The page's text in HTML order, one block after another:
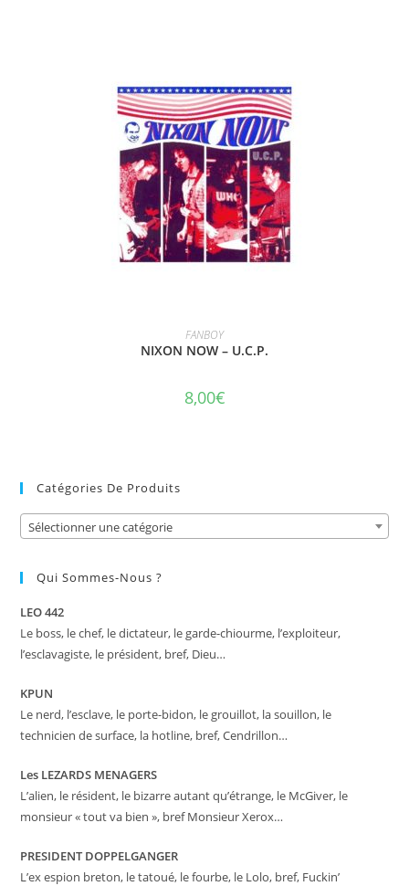
AJOUTER AU PANIER
FANBOY
NIXON NOW – U.C.P.
8,00€
Catégories De Produits
Sélectionner une catégorie
Qui Sommes-Nous ?
LEO 442
Le boss, le chef, le dictateur, le garde-chiourme, l’exploiteur,
l’esclavagiste, le président, bref, Dieu…
KPUN
Le nerd, l’esclave, le porte-bidon, le grouillot, la souillon, le
technicien de surface, la hotline, bref, Cendrillon…
Les LEZARDS MENAGERS
L’alien, le résident, le bizarre autant qu’étrange, le McGiver, le
monsieur « tout va bien », bref Monsieur Xerox…
PRESIDENT DOPPELGANGER
L’ex espion breton, le tatoué, le fourbe, le Lolo, bref, Fuckin’